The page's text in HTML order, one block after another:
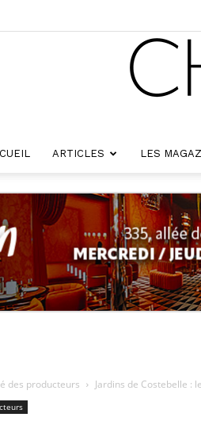
ARTICLES LES
des producteurs Jardins de Costebelle :